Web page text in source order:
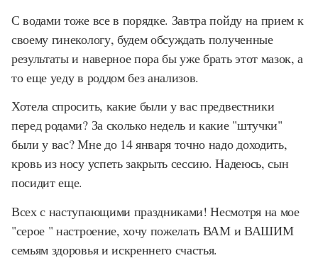
С водами тоже все в порядке. Завтра пойду на прием к
своему гинекологу, будем обсуждать полученные
результаты и наверное пора бы уже брать этот мазок, а
то еще уеду в роддом без анализов.
Хотела спросить, какие были у вас предвестники
перед родами? За сколько недель и какие "штучки"
были у вас? Мне до 14 января точно надо доходить,
кровь из носу успеть закрыть сессию. Надеюсь, сын
посидит еще.
Всех с наступающими праздниками! Несмотря на мое
"серое " настроение, хочу пожелать ВАМ и ВАШИМ
семьям здоровья и искреннего счастья.